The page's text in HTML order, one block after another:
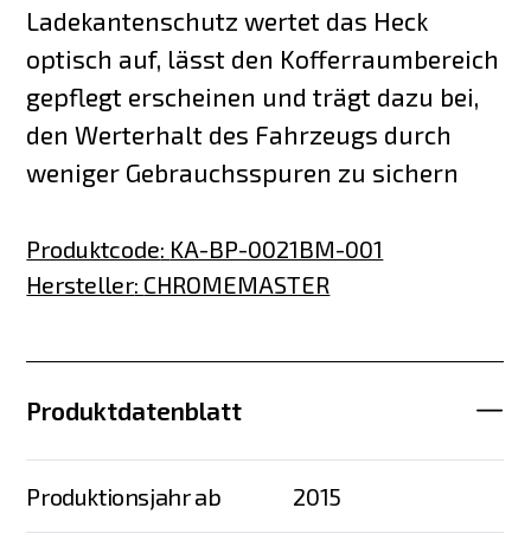
Ladekantenschutz wertet das Heck
optisch auf, lässt den Kofferraumbereich
gepflegt erscheinen und trägt dazu bei,
den Werterhalt des Fahrzeugs durch
weniger Gebrauchsspuren zu sichern
Produktcode: KA-BP-0021BM-001
Hersteller: CHROMEMASTER
Produktdatenblatt
Produktionsjahr ab 2015